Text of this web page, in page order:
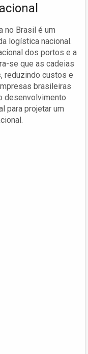
no Brasil é um
logística nacional.
dos portos e a
se que as cadeias
reduzindo custos e
brasileiras
desenvolvimento
para projetar um